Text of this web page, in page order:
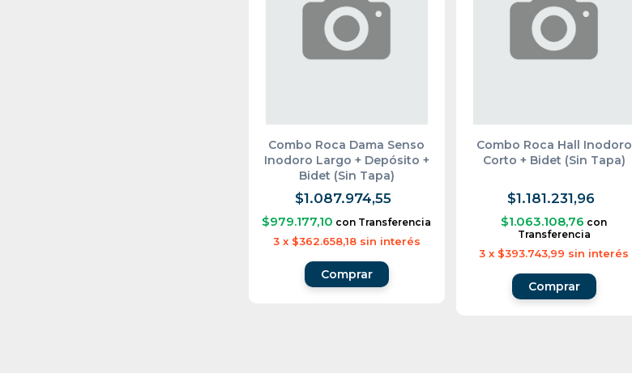
Combo Roca Dama Senso
Inodoro Largo + Depósito +
Bidet (Sin Tapa)
$1.087.974,55
$979.177,10 con Transferencia
3 x $362.658,18 sin interés
Combo Roca Hall Inodoro
Corto + Bidet (Sin Tapa)
$1.181.231,96
$1.063.108,76 con
Transferencia
3 x $393.743,99 sin interés